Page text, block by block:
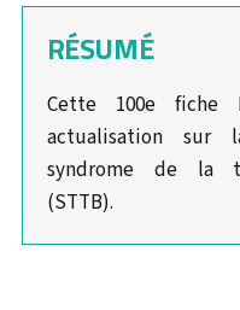
RÉSUMÉ
Cette 100e fiche
actualisation sur
syndrome de la
(STTB).